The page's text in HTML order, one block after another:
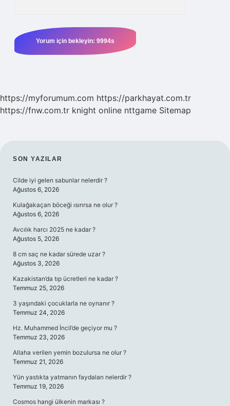
https://myforumum.com https://parkhayat.com.tr
https://fnw.com.tr knight online nttgame Sitemap
SIDEBAR
SON YAZILAR
Cilde iyi gelen sabunlar nelerdir ?
Ağustos 6, 2026
Kulağakaçan böceği ısırırsa ne olur ?
Ağustos 6, 2026
Avcılık harcı 2025 ne kadar ?
Ağustos 5, 2026
8 cm saç ne kadar sürede uzar ?
Ağustos 3, 2026
Kazakistan’da tıp ücretleri ne kadar ?
Temmuz 25, 2026
3 yaşındaki çocuklarla ne oynanır ?
Temmuz 24, 2026
Hz. Muhammed İncil’de geçiyor mu ?
Temmuz 23, 2026
Allaha verilen yemin bozulursa ne olur ?
Temmuz 21, 2026
Yün yastıkta yatmanın faydaları nelerdir ?
Temmuz 19, 2026
Cosmos hangi ülkenin markası ?